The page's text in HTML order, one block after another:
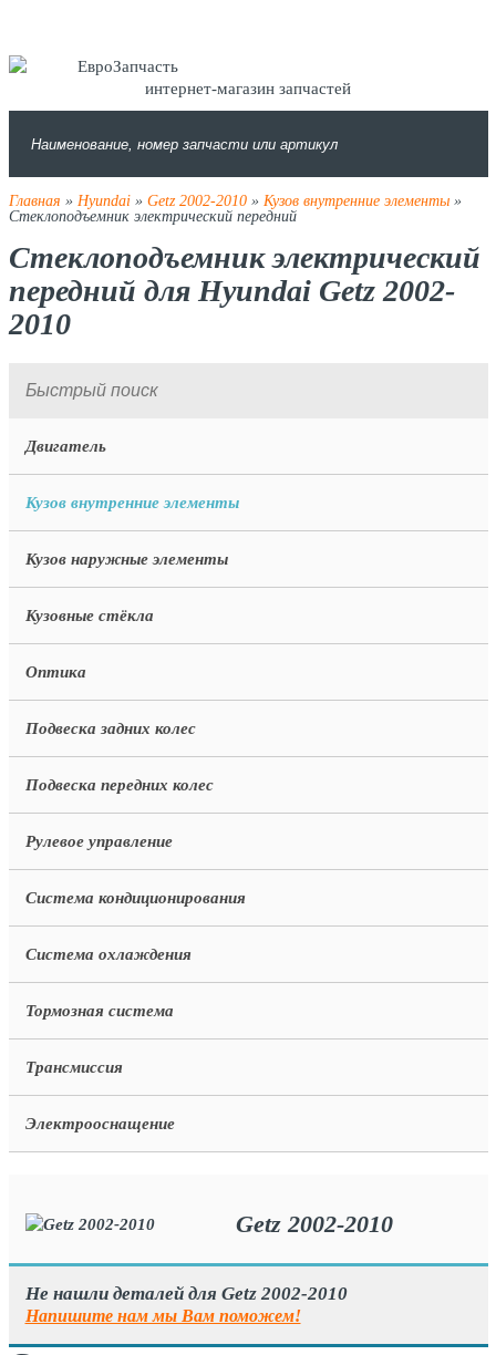
интернет-магазин запчастей
Главная » Hyundai» Getz 2002-2010» Кузов внутренние элементы»
Стеклоподъемник электрический передний
Стеклоподъемник электрический
передний для Hyundai Getz 2002-
2010
Двигатель
Кузов внутренние элементы
Кузов наружные элементы
Кузовные стёкла
Оптика
Подвеска задних колес
Подвеска передних колес
Рулевое управление
Система кондиционирования
Система охлаждения
Тормозная система
Трансмиссия
Электрооснащение
Getz 2002-2010
Не нашли деталей для Getz 2002-2010
Напишите нам мы Вам поможем!